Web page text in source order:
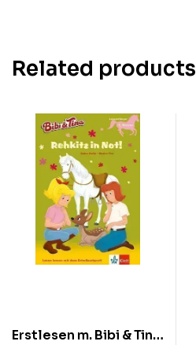
Related products
Erstlesen m. Bibi & Tina: